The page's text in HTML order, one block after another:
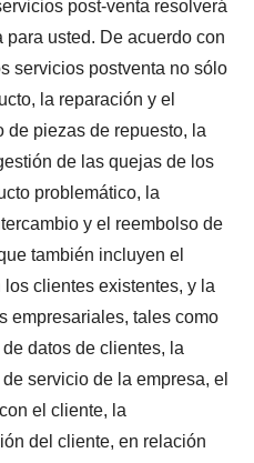
post-venta resolverá
usted. De acuerdo con
servicios postventa no sólo
la reparación y el
de piezas de repuesto, la
de las quejas de los
problemático, la
y el reembolso de
también incluyen el
clientes existentes, y la
empresariales, tales como
datos de clientes, la
servicio de la empresa, el
el cliente, la
del cliente, en relación